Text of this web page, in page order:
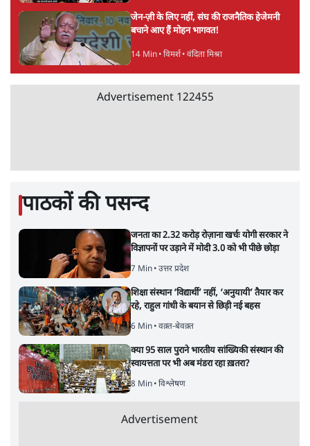
जेन-ज़ी के लिए नहीं, संघ की राजनैतिक हेजेमनी
बचाने आए हैं मोहन भागवत!
14 Min• विमर्श• वंदिता मिश्रा
Advertisement 122455
पाठकों की पसन्द
जनता का 2.32 करोड़ रोज़ाना खर्चः योगी सरकार ने
विज्ञापनों पर उड़ाने में मोदी 3.0 को भी पीछे छोड़ा
7 Min• उत्तर प्रदेश
शिक्षा संस्थान ‘विद्यार्थी’ नहीं, ‘अनुयायी’ तैयार कर
रहे, राहुल गांधी के बयान से छिड़ी नई बहस
6 Min• वक़्त-बेवक़्त
क्या 95 साल पुराने भारतीय सांख्यिकी संस्थान की
स्वायत्तता पर भी अब मंडरा रहा ख़तरा?
8 Min• विश्लेषण
Advertisement